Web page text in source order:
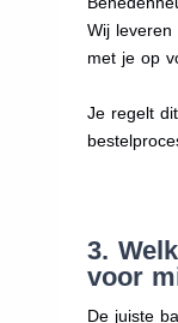
Wij
met je op
Je regelt
3.
voor
De juiste